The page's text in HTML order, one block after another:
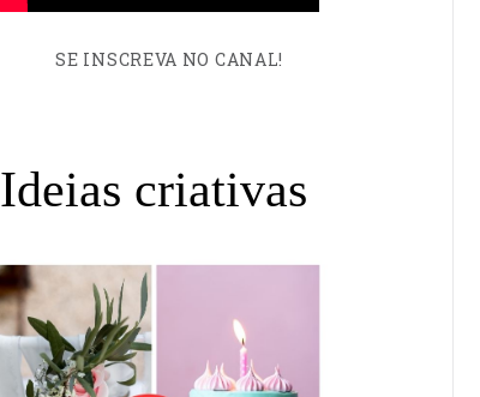
SE INSCREVA NO CANAL!
Ideias criativas